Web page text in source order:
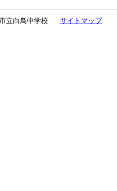
立白鳥中学校 サイトマップ